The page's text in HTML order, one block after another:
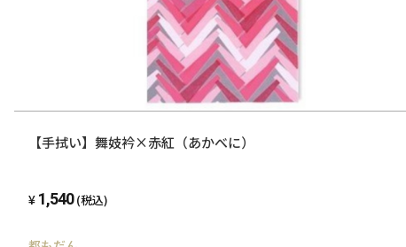
【手拭い】舞妓衿×赤紅（あかべに）
1,540 (税込)